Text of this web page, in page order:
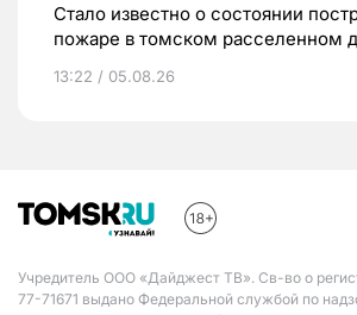
Стало известно о состоянии
пожаре в томском расселенном
13:22 / 05.08.26
Учредитель ООО «Дайджест ТВ». Св-во о
77-71671 выдано Федеральной службой по